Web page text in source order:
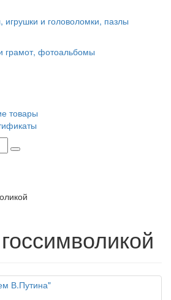
игрушки и головоломки, пазлы
грамот, фотоальбомы
товары
В.Путина"